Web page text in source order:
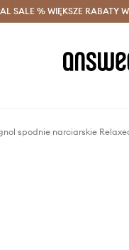
Club >
SALE % WIĘKSZE RABATY
spodnie narciarskie